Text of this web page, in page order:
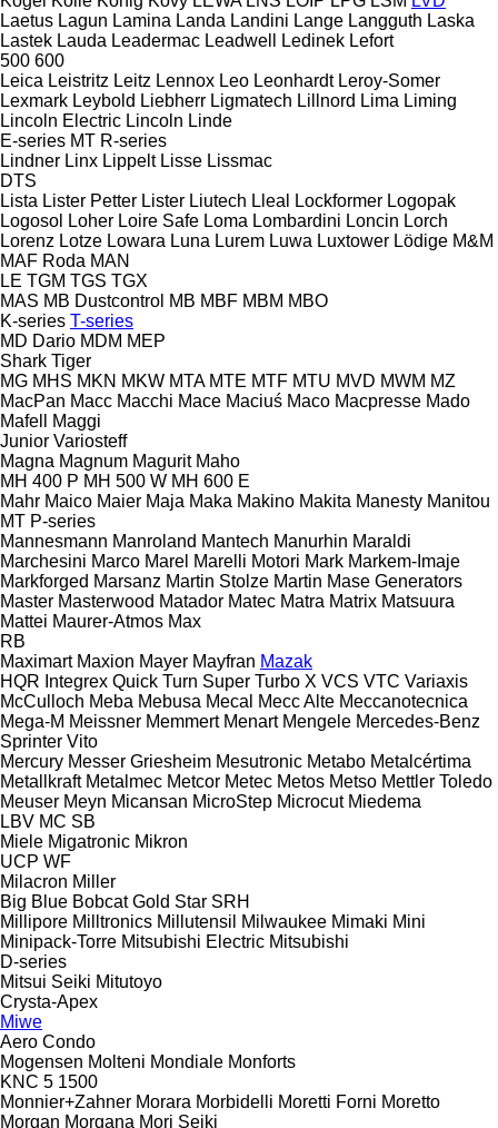
Laetus Lagun Lamina Landa Landini Lange Langguth Laska
Lastek Lauda Leadermac Leadwell Ledinek Lefort
500 600
Leica Leistritz Leitz Lennox Leo Leonhardt Leroy-Somer
Lexmark Leybold Liebherr Ligmatech Lillnord Lima Liming
Lincoln Electric Lincoln Linde
E-series MT R-series
Lindner Linx Lippelt Lisse Lissmac
DTS
Lista Lister Petter Lister Liutech Lleal Lockformer Logopak
Logosol
Loher Loire Safe Loma Lombardini Loncin Lorch
Lorenz Lotze Lowara Luna Lurem Luwa Luxtower Lödige M&M
MAF Roda MAN
LE TGM TGS TGX
MAS MB Dustcontrol MB MBF MBM MBO
K-series T-series
MD Dario MDM MEP
Shark Tiger
MG MHS MKN MKW MTA MTE MTF MTU MVD MWM MZ
MacPan Macc Macchi Mace Maciuś Maco Macpresse Mado
Mafell
Maggi
Junior Variosteff
Magna Magnum Magurit Maho
MH 400 P MH 500 W MH 600 E
Mahr Maico Maier Maja Maka Makino Makita Manesty Manitou
MT P-series
Mannesmann Manroland Mantech Manurhin Maraldi
Marchesini Marco Marel Marelli Motori Mark Markem-Imaje
Markforged Marsanz Martin Stolze Martin Mase Generators
Master Masterwood Matador Matec Matra Matrix Matsuura
Mattei Maurer-Atmos Max
RB
Maximart Maxion Mayer Mayfran Mazak
HQR Integrex Quick Turn Super Turbo X VCS VTC Variaxis
McCulloch Meba Mebusa Mecal Mecc Alte Meccanotecnica
Mega-M Meissner Memmert Menart Mengele Mercedes-Benz
Sprinter Vito
Mercury Messer Griesheim Mesutronic Metabo Metalcértima
Metallkraft Metalmec Metcor Metec Metos Metso Mettler Toledo
Meuser Meyn Micansan MicroStep Microcut Miedema
LBV MC SB
Miele Migatronic Mikron
UCP WF
Milacron Miller
Big Blue Bobcat Gold Star SRH
Millipore Milltronics Millutensil Milwaukee Mimaki Mini
Minipack-Torre Mitsubishi Electric Mitsubishi
D-series
Mitsui Seiki Mitutoyo
Crysta-Apex
Miwe
Aero Condo
Mogensen Molteni Mondiale Monforts
KNC 5 1500
Monnier+Zahner Morara Morbidelli Moretti Forni Moretto
Morgan Morgana Mori Seiki